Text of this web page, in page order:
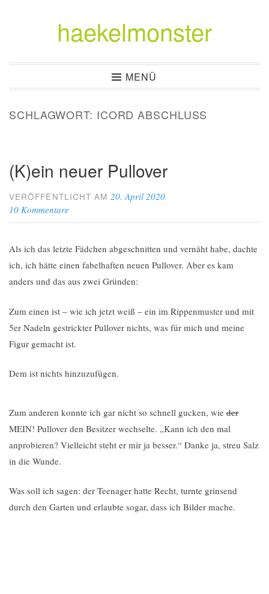
haekelmonster
MENÜ
SCHLAGWORT: ICORD ABSCHLUSS
(K)ein neuer Pullover
VERÖFFENTLICHT AM20. April 2020
10 Kommentare
Als ich das letzte Fädchen abgeschnitten und vernäht habe, dachte
ich, ich hätte einen fabelhaften neuen Pullover. Aber es kam
anders und das aus zwei Gründen:
Zum einen ist – wie ich jetzt weiß – ein im Rippenmuster und mit
5er Nadeln gestrickter Pullover nichts, was für mich und meine
Figur gemacht ist.
Dem ist nichts hinzuzufügen.
Zum anderen konnte ich gar nicht so schnell gucken, wie der
MEIN! Pullover den Besitzer wechselte. „Kann ich den mal
anprobieren? Vielleicht steht er mir ja besser.“ Danke ja, streu Salz
in die Wunde.
Was soll ich sagen: der Teenager hatte Recht, turnte grinsend
durch den Garten und erlaubte sogar, dass ich Bilder mache.